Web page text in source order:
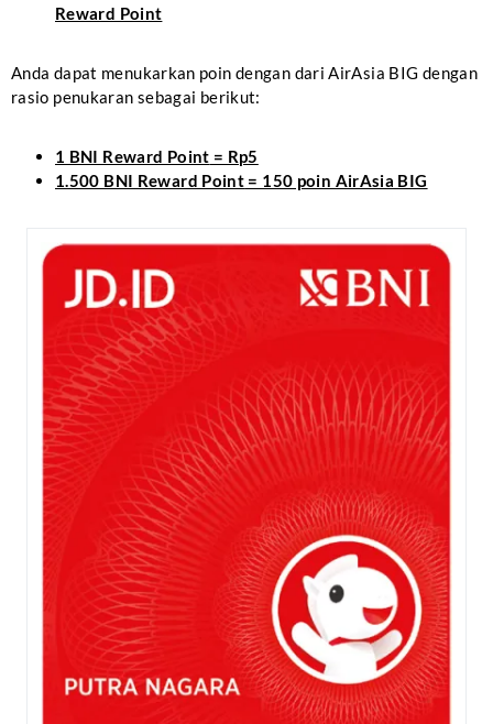
Reward Point
Anda dapat menukarkan poin dengan dari AirAsia BIG dengan
rasio penukaran sebagai berikut:
1 BNI Reward Point = Rp5
1.500 BNI Reward Point = 150 poin AirAsia BIG